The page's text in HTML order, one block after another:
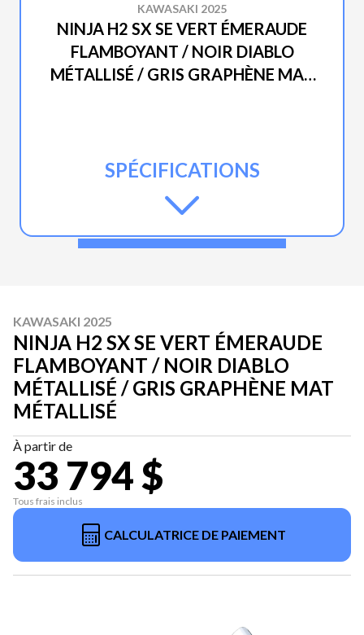
KAWASAKI 2025
NINJA H2 SX SE VERT ÉMERAUDE
FLAMBOYANT / NOIR DIABLO
MÉTALLISÉ / GRIS GRAPHÈNE MAT
SPÉCIFICATIONS
KAWASAKI 2025
NINJA H2 SX SE VERT ÉMERAUDE
FLAMBOYANT / NOIR DIABLO
MÉTALLISÉ / GRIS GRAPHÈNE MAT
MÉTALLISÉ
À partir de
33 794 $
Tous frais inclus
CALCULATRICE DE PAIEMENT